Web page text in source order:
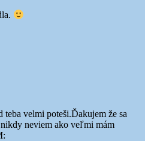
velmi poteši.Ďakujem že sa
neviem ako veľmi mám